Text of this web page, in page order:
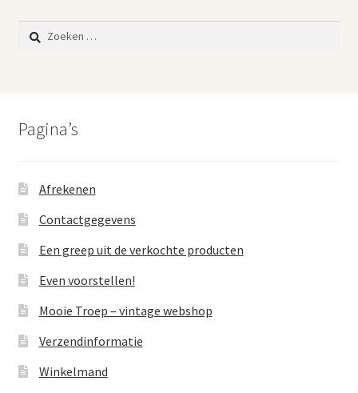
Zoeken
naar:
Pagina’s
Afrekenen
Contactgegevens
Een greep uit de verkochte producten
Even voorstellen!
Mooie Troep – vintage webshop
Verzendinformatie
Winkelmand